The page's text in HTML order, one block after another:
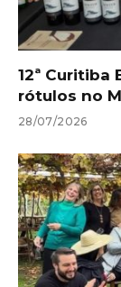
12ª Curitiba
rótulos no
28/07/2026